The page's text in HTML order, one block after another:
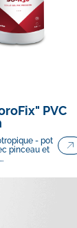
PVC
- pot
pinceau et